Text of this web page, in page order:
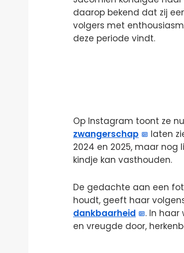
daarop bekend dat zij
volgers met
deze periode vindt.
Op Instagram toont ze
zwangerschap
laten
2024 en 2025, maar
kindje kan vasthouden.
De gedachte aan een
houdt, geeft haar
dankbaarheid
. In
en vreugde door,